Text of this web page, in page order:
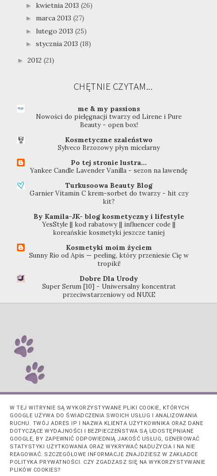
► kwietnia 2013 (26)
► marca 2013 (27)
► lutego 2013 (25)
► stycznia 2013 (18)
► 2012 (21)
CHĘTNIE CZYTAM...
me & my passions
Nowości do pielęgnacji twarzy od Lirene i Pure
Beauty - open box!
Kosmetyczne szaleństwo
Sylveco Brzozowy płyn micelarny
Po tej stronie lustra...
Yankee Candle Lavender Vanilla - sezon na lawendę
Turkusoowa Beauty Blog
Garnier Vitamin C krem-sorbet do twarzy - hit czy
kit?
By Kamila-JK- blog kosmetyczny i lifestyle
YesStyle || kod rabatowy || influencer code ||
koreańskie kosmetyki jeszcze taniej
Kosmetyki moim życiem
Sunny Rio od Apis — peeling, który przeniesie Cię w
tropiki!
Dobre Dla Urody
Super Serum [10] - Uniwersalny koncentrat
przeciwstarzeniowy od NUXE
Obsługiwane przez usługę
W TEJ WITRYNIE SĄ WYKORZYSTYWANE PLIKI COOKIE, KTÓRYCH
GOOGLE UŻYWA DO ŚWIADCZENIA SWOICH USŁUG I ANALIZOWANIA
RUCHU. TWÓJ ADRES IP I NAZWA KLIENTA UŻYTKOWNIKA ORAZ DANE
DOTYCZĄCE WYDAJNOŚCI I BEZPIECZEŃSTWA SĄ UDOSTĘPNIANE
GOOGLE, BY ZAPEWNIĆ ODPOWIEDNIĄ JAKOŚĆ USŁUG, GENEROWAĆ
STATYSTYKI UŻYTKOWANIA ORAZ WYKRYWAĆ NADUŻYCIA I NA NIE
REAGOWAĆ. SZCZEGÓŁOWE INFORMACJE ZNAJDZIESZ W ZAKŁADCE
POLITYKA PRYWATNOŚCI. CZY ZGADZASZ SIĘ NA WYKORZYSTYWANIE
PLIKÓW COOKIES?